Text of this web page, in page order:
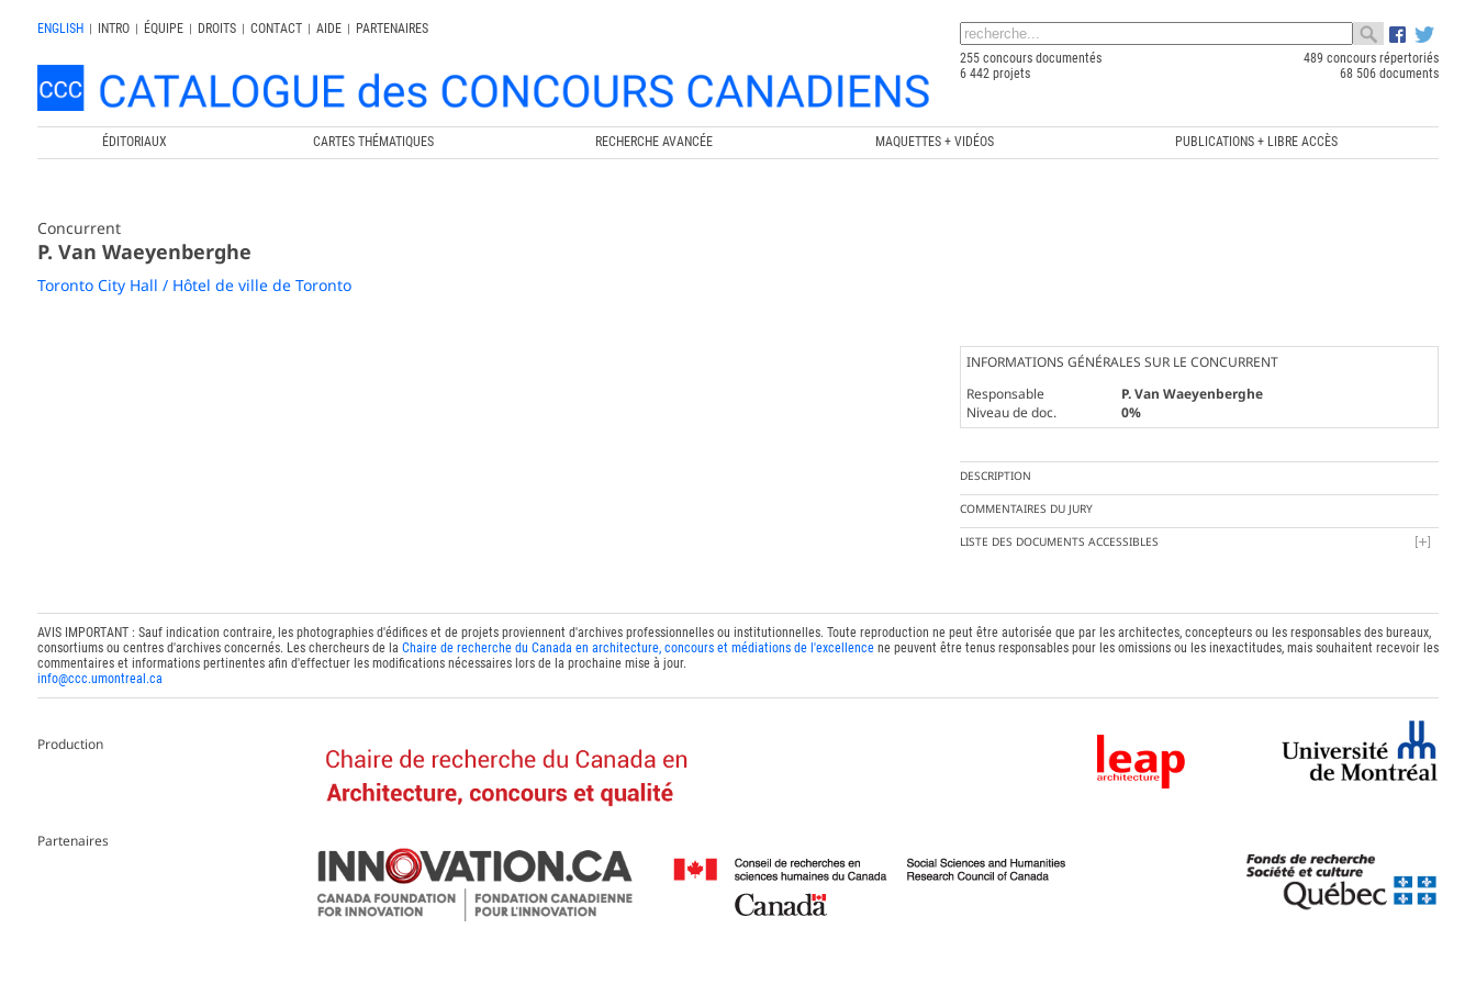
ENGLISH | INTRO | ÉQUIPE | DROITS | CONTACT | AIDE |
PARTENAIRES
255 concours documentés
489 concours répertoriés
6 442 projets
68 506 documents
ÉDITORIAUX CARTES THÉMATIQUES RECHERCHE AVANCÉE MAQUETTES + VIDÉOS PUBLICATIONS + LIBRE ACCÈS
Concurrent
P. Van Waeyenberghe
Toronto City Hall / Hôtel de ville de Toronto
INFORMATIONS GÉNÉRALES SUR LE CONCURRENT
Responsable
P. Van Waeyenberghe
Niveau de doc.
0%
DESCRIPTION
COMMENTAIRES DU JURY
LISTE DES DOCUMENTS ACCESSIBLES
AVIS IMPORTANT : Sauf indication contraire, les photographies d'édifices et de projets proviennent d'archives professionnelles ou institutionnelles. Toute reproduction ne peut être autorisée que par les architectes, concepteurs ou les responsables des bureaux,
consortiums ou centres d'archives concernés. Les chercheurs de la Chaire de recherche du Canada en architecture, concours et médiations de l'excellencene peuvent être tenus responsables pour les omissions ou les inexactitudes, mais souhaitent recevoir les
commentaires et informations pertinentes afin d'effectuer les modifications nécessaires lors de la prochaine mise à jour.
info@ccc.umontreal.ca
Production
Partenaires